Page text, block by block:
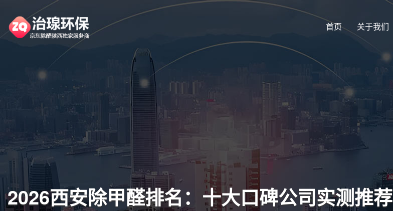
首页 关于我们
2026西安除甲醛排名：十大口碑公司实测推荐